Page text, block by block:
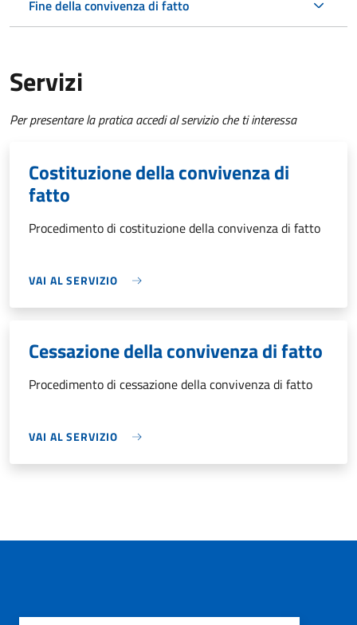
Fine della convivenza di fatto
Servizi
Per presentare la pratica accedi al servizio che ti interessa
Costituzione della convivenza di
fatto
Procedimento di costituzione della convivenza di fatto
VAI AL SERVIZIO
Cessazione della convivenza di fatto
Procedimento di cessazione della convivenza di fatto
VAI AL SERVIZIO